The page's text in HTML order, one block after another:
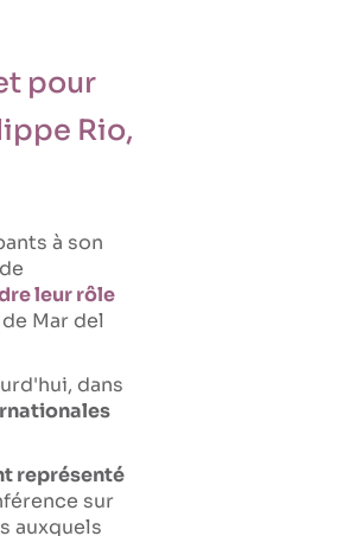
pour
Rio,
à son
leur rôle
Mar del
dans
représenté
sur
auxquels